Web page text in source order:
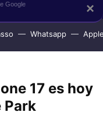
Whatsapp
17 es hoy
Park
×
Google